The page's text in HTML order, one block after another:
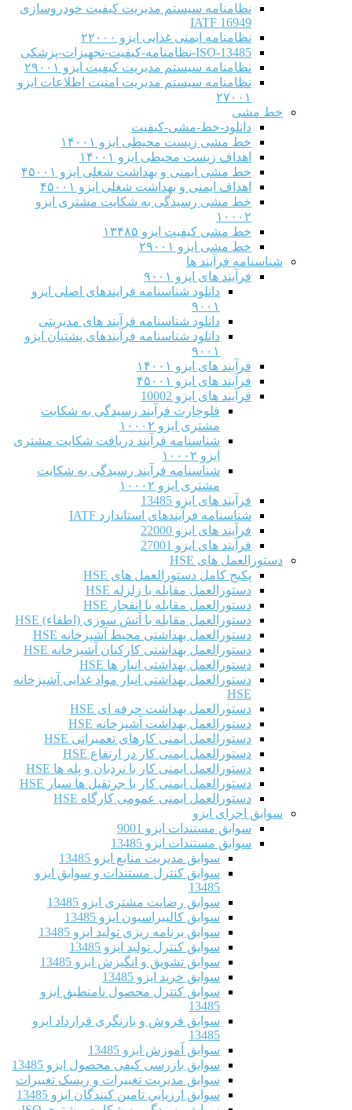
نظامنامه سیستم مدیریت کیفیت خودروسازی
IATF 16949
نظامنامه ایمنی غذایی ایزو ۲۲۰۰۰
ISO-13485-نظامنامه-کیفیت-تجهیزات-پزشکی
نظامنامه سیستم مدیریت کیفیت ایزو ۲۹۰۰۱
نظامنامه سیستم مدیریت امنیت اطلاعات ایزو
۲۷۰۰۱
خط مشی
دانلود-خط-مشی-کیفیت
خط مشی زیست محیطی ایزو ۱۴۰۰۱
اهداف زیست محیطی ایزو ۱۴۰۰۱
خط مشی ایمنی و بهداشت شغلی ایزو ۴۵۰۰۱
اهداف ایمنی و بهداشت شغلی ایزو ۴۵۰۰۱
خط مشی رسیدگی به شکایت مشتری ایزو
۱۰۰۰۲
خط مشی کیفیت ایزو ۱۳۴۸۵
خط مشی ایزو ۲۹۰۰۱
شناسنامه فرآیند ها
فرآیند های ایزو ۹۰۰۱
دانلود شناسنامه فرایندهای اصلی ایزو
۹۰۰۱
دانلود شناسنامه فرآیند های مدیریتی
دانلود شناسنامه فرآیندهای پشتیان ایزو
۹۰۰۱
فرآیند های ایزو ۱۴۰۰۱
فرآیند های ایزو ۴۵۰۰۱
فرآیند های ایزو 10002
فلوچارت فرآیند رسیدگی به شکایت
مشتری ایزو ۱۰۰۰۲
شناسنامه فرآیند دریافت شکایت مشتری
ایزو ۱۰۰۰۲
شناسنامه فرآیند رسیدگی به شکایت
مشتری ایزو ۱۰۰۰۲
فرآیند های ایزو 13485
شناسنامه فرآیندهای استاندارد IATF
فرآیند های ایزو 22000
فرآیند های ایزو 27001
دستورالعمل های HSE
پکیج کامل دستورالعمل های HSE
دستورالعمل مقابله با زلزله HSE
دستورالعمل مقابله با انفجار HSE
دستورالعمل مقابله با آتش سوزی (اطفاء) HSE
دستورالعمل بهداشتی محیط آشپزخانه HSE
دستورالعمل بهداشتی کارکنان آشپزخانه HSE
دستورالعمل بهداشتی انبار ها HSE
دستورالعمل بهداشتی انبار مواد غذایی آشپزخانه
HSE
دستورالعمل بهداشت حرفه ای HSE
دستورالعمل بهداشت آشپزخانه HSE
دستورالعمل ایمنی کارهای تعمیراتی HSE
دستورالعمل ایمنی کار در ارتفاع HSE
دستورالعمل ایمنی کار با نردبان و پله ها HSE
دستورالعمل ایمنی کار با جرثقیل ها سیار HSE
دستورالعمل ایمنی عمومی کارگاه HSE
سوابق اجرای ایزو
سوابق مستندات ایزو 9001
سوابق مستندات ایزو 13485
سوابق مدیریت منابع ایزو 13485
سوابق کنترل مستندات و سوابق ایزو
13485
سوابق رضایت مشتری ایزو 13485
سوابق كاليبراسيون ایزو 13485
سوابق برنامه ریزی تولید ایزو 13485
سوابق کنترل تولید ایزو 13485
سوابق تشویق و انگیزش ایزو 13485
سوابق خرید ایزو 13485
سوابق کنترل محصول نامنطبق ایزو
13485
سوابق فروش و بازنگری قرارداد ایزو
13485
سوابق آموزش ایزو 13485
سوابق بازرسی کیفی محصول ایزو 13485
سوابق مدیریت تغییرات و ریسک تغییرات
سوابق ارزيابي تامين كنندگان ایزو 13485